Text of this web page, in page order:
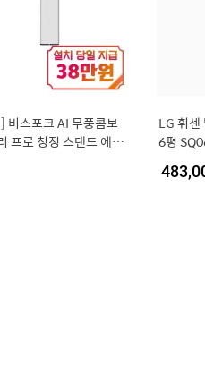
비스포크 AI 무풍콤보
프로 청정 스탠드 에어
화이트) / AF90H17D35
LG 휘
6평